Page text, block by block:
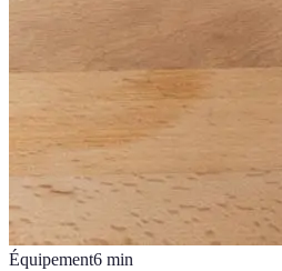
Équipement6 min